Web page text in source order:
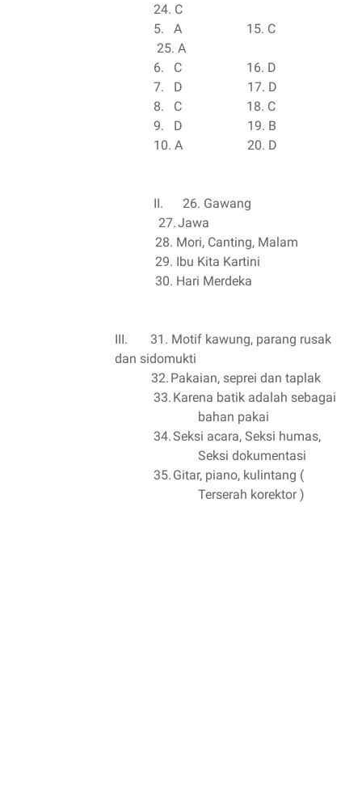
24. C
5.
A
15. C
25. A
6.
C
16. D
7.
D
17. D
8.
C
18. C
9.
D
19. B
10. A 20. D
II.
26. Gawang
27.Jawa
28. Mori, Canting, Malam
29. Ibu Kita Kartini
30. Hari Merdeka
III.
31. Motif kawung, parang rusak
dan sidomukti
32. Pakaian, seprei dan taplak
33. Karena batik adalah sebagai
bahan pakai
34.Seksi acara, Seksi humas,
Seksi dokumentasi
35. Gitar, piano, kulintang (
Terserah korektor )